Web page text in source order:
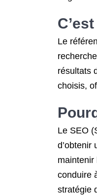
Le
résultats
choisis,
Le SEO
d’obtenir
maintenir
conduire
stratégie